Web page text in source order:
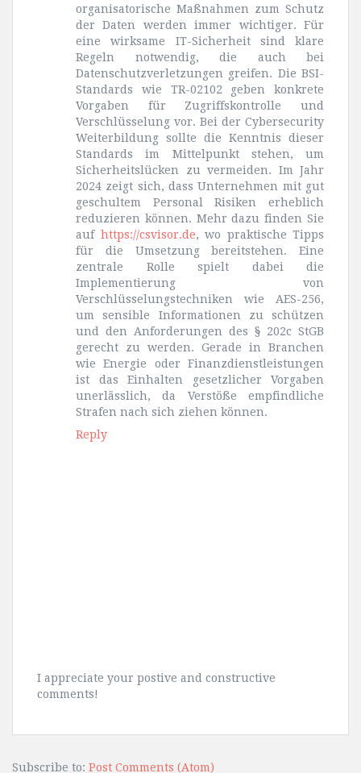
organisatorische Maßnahmen zum Schutz
der Daten werden immer wichtiger. Für
eine wirksame IT-Sicherheit sind klare
Regeln notwendig, die auch bei
Datenschutzverletzungen greifen. Die BSI-
Standards wie TR-02102 geben konkrete
Vorgaben für Zugriffskontrolle und
Verschlüsselung vor. Bei der Cybersecurity
Weiterbildung sollte die Kenntnis dieser
Standards im Mittelpunkt stehen, um
Sicherheitslücken zu vermeiden. Im Jahr
2024 zeigt sich, dass Unternehmen mit gut
geschultem Personal Risiken erheblich
reduzieren können. Mehr dazu finden Sie
auf https://csvisor.de, wo praktische Tipps
für die Umsetzung bereitstehen. Eine
zentrale Rolle spielt dabei die
Implementierung von
Verschlüsselungstechniken wie AES-256,
um sensible Informationen zu schützen
und den Anforderungen des § 202c StGB
gerecht zu werden. Gerade in Branchen
wie Energie oder Finanzdienstleistungen
ist das Einhalten gesetzlicher Vorgaben
unerlässlich, da Verstöße empfindliche
Strafen nach sich ziehen können.
Reply
I appreciate your postive and constructive
comments!
Subscribe to: Post Comments (Atom)